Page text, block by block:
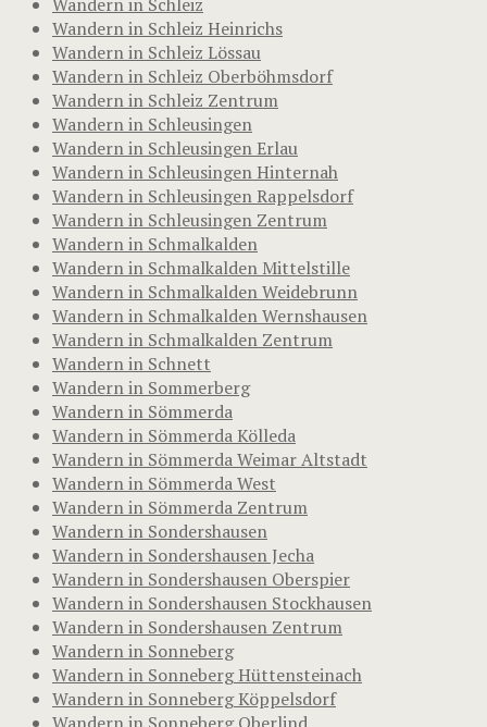
Wandern in Schleiz Heinrichs
Wandern in Schleiz Lössau
Wandern in Schleiz Oberböhmsdorf
Wandern in Schleiz Zentrum
Wandern in Schleusingen
Wandern in Schleusingen Erlau
Wandern in Schleusingen Hinternah
Wandern in Schleusingen Rappelsdorf
Wandern in Schleusingen Zentrum
Wandern in Schmalkalden
Wandern in Schmalkalden Mittelstille
Wandern in Schmalkalden Weidebrunn
Wandern in Schmalkalden Wernshausen
Wandern in Schmalkalden Zentrum
Wandern in Schnett
Wandern in Sommerberg
Wandern in Sömmerda
Wandern in Sömmerda Kölleda
Wandern in Sömmerda Weimar Altstadt
Wandern in Sömmerda West
Wandern in Sömmerda Zentrum
Wandern in Sondershausen
Wandern in Sondershausen Jecha
Wandern in Sondershausen Oberspier
Wandern in Sondershausen Stockhausen
Wandern in Sondershausen Zentrum
Wandern in Sonneberg
Wandern in Sonneberg Hüttensteinach
Wandern in Sonneberg Köppelsdorf